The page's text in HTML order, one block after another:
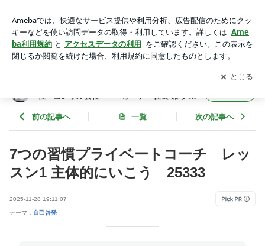
5333 | 年間365冊×今年22年目 武道場主 兼 投資会社・コンサ
ル会社 オーナー社長 兼 グロービス経営大学院准教授に
よる読書日記
アプリをダウンロードして ブログの更新通知
を受け取りまし
ょう。
開く
社・コンサル会社 オーナー社長 兼 グロ
前の記事へ 一覧 次の記事へ
7つの習慣プライベートコーチ レッ
スン1 主体的にいこう 25333
2025-11-28 19:11:07
テーマ： 自己啓発